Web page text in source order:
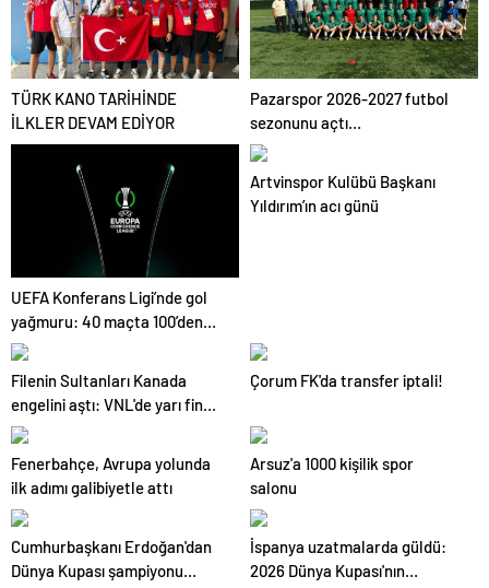
TÜRK KANO TARİHİNDE
İLKLER DEVAM EDİYOR
Pazarspor 2026-2027 futbol
sezonunu açtı…
UEFA Konferans Ligi’nde gol
yağmuru: 40 maçta 100’den
fazla gol
Artvinspor Kulübü Başkanı
Yıldırım’ın acı günü
Filenin Sultanları Kanada
engelini aştı: VNL'de yarı final
zamanı
Çorum FK'da transfer iptali!
Fenerbahçe, Avrupa yolunda
ilk adımı galibiyetle attı
Arsuz'a 1000 kişilik spor
salonu
Cumhurbaşkanı Erdoğan'dan
Dünya Kupası şampiyonu
İspanya uzatmalarda güldü:
2026 Dünya Kupası'nın